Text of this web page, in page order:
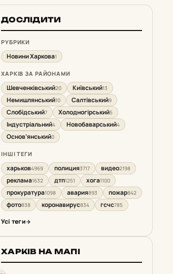
ДОСЛІДИТИ
РУБРИКИ
Новини Харкова1
ХАРКІВ ЗА РАЙОНАМИ
Шевченківський20 Київський13
Немишлянський10 Салтівський9
Слобідський7 Холодногірський5
Індустріальний4 Новобаварський4
Основ’янський0
ІНШІ ТЕГИ
харьков4969 полиция3717 видео2198
реклама1632 дтп1251 хога1100
прокуратура1098 авария893 пожар842
фото838 коронавирус834 гсчс785
Усі теги
ХАРКІВ НА МАПІ